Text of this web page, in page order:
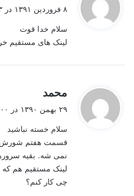
ت
:
۸ فروردین ۱۳۹۱ در ۹:۴۳ ب٫ظ
سلام خدا قوت
لینک های مستقیم
محمد
ت
:
۲۹ بهمن ۱۳۹۰ در ۳:۰۰ ب٫ظ
سلام خسته نباشید
نمی شه. بقیه
لینک مستقیم هم که
چی کار کنم؟